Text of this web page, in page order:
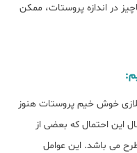
در اندازه پروستات، ممکن
خوش خیم پروستات هنوز
این احتمال که بعضی از
می باشد. این عوامل